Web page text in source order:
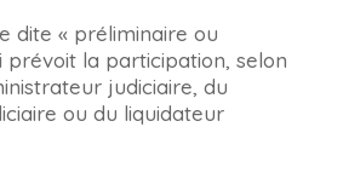
dite « préliminaire ou
prévoit la participation, selon
judiciaire, du
ou du liquidateur